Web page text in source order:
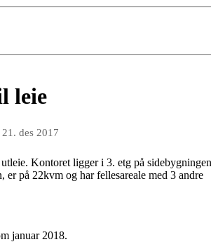
leie
21. des 2017
Kontoret ligger i 3. etg på sidebygningen
er på 22kvm og har fellesareale med 3 andre
januar 2018.